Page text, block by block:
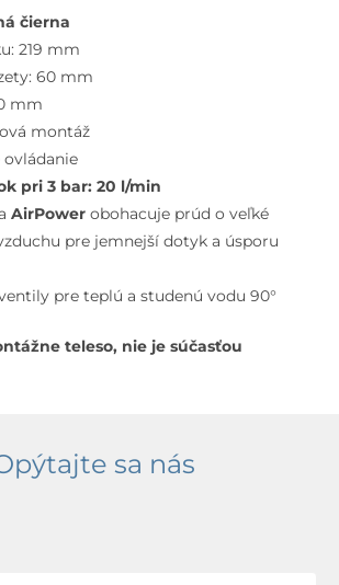
čierna
219 mm
60 mm
mm
montáž
pri 3 bar: 20 l/min
AirPower obohacuje prúd o veľké
pre jemnejší dotyk a úsporu
pre teplú a studenú vodu 90°
teleso, nie je súčasťou
sa nás